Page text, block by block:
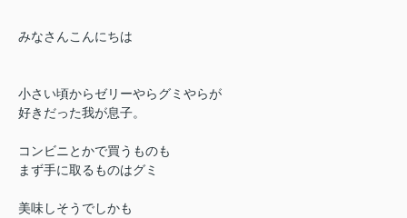
みなさんこんにちは
小さい頃からゼリーやらグミやらが
好きだった我が息子。
コンビニとかで買うものも
まず手に取るものはグミ
美味しそうでしかも